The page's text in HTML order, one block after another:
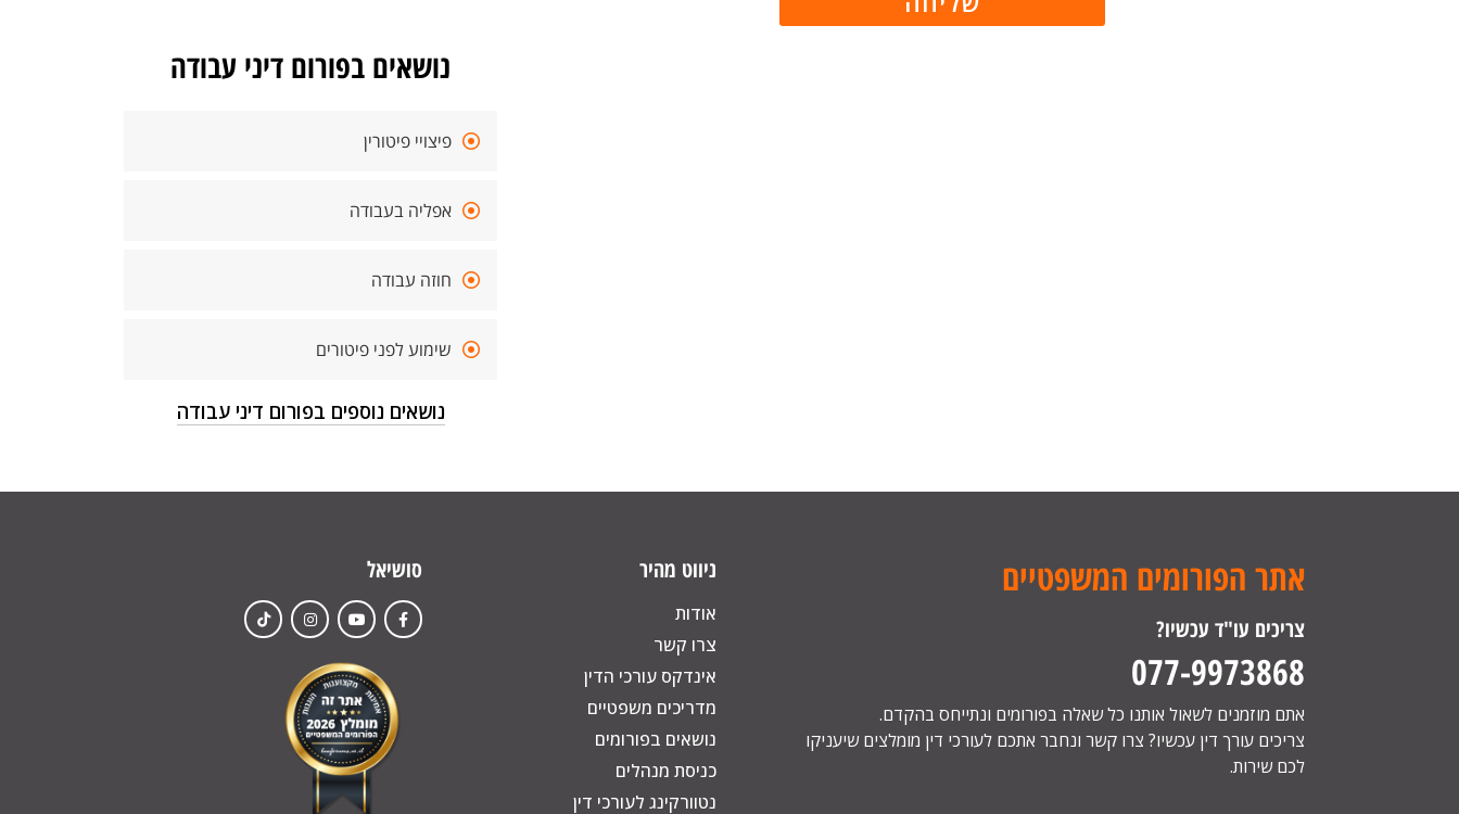
נושאים בפורום דיני עבודה
פיצויי פיטורין
אפליה בעבודה
חוזה עבודה
שימוע לפני פיטורים
נושאים נוספים בפורום דיני עבודה
אתר הפורומים המשפטיים
צריכים עו"ד עכשיו?
077-9973868
אתם מוזמנים לשאול אותנו כל שאלה בפורומים ונתייחס בהקדם.
צריכים עורך דין עכשיו? צרו קשר ונחבר אתכם לעורכי דין מומלצים שיעניקו
לכם שירות.
ניווט מהיר
אודות
צרו קשר
אינדקס עורכי הדין
מדריכים משפטיים
נושאים בפורומים
כניסת מנהלים
נטוורקינג לעורכי דין
סושיאל